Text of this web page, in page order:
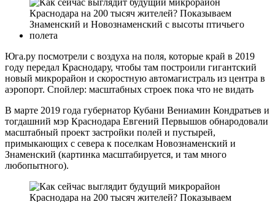
Юга.ру посмотрели с воздуха на поля, которые край в 2019
году передал Краснодару, чтобы там построили гигантский
новый микрорайон и скоростную автомагистраль из центра в
аэропорт. Спойлер: масштабных строек пока что не видать
В марте 2019 года губернатор Кубани Вениамин Кондратьев и
тогдашний мэр Краснодара Евгений Первышов обнародовали
масштабный проект застройки полей и пустырей,
примыкающих с севера к поселкам Новознаменский и
Знаменский (картинка масштабируется, и там много
любопытного).